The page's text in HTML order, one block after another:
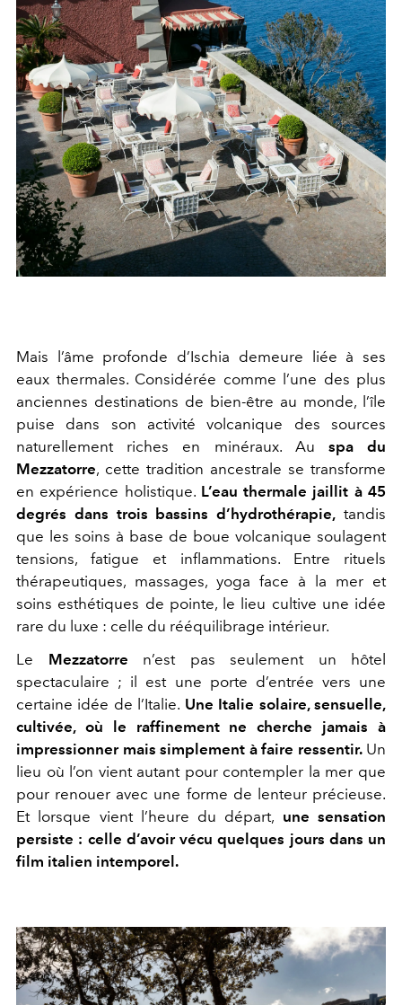
Mais l’âme profonde d’Ischia demeure liée à ses
eaux thermales. Considérée comme l’une des plus
anciennes destinations de bien-être au monde, l’île
puise dans son activité volcanique des sources
naturellement riches en minéraux. Au spa du
Mezzatorre, cette tradition ancestrale se transforme
en expérience holistique. L’eau thermale jaillit à 45
degrés dans trois bassins d’hydrothérapie, tandis
que les soins à base de boue volcanique soulagent
tensions, fatigue et inflammations. Entre rituels
thérapeutiques, massages, yoga face à la mer et
soins esthétiques de pointe, le lieu cultive une idée
rare du luxe : celle du rééquilibrage intérieur.
Le Mezzatorre n’est pas seulement un hôtel
spectaculaire ; il est une porte d’entrée vers une
certaine idée de l’Italie. Une Italie solaire, sensuelle,
cultivée, où le raffinement ne cherche jamais à
impressionner mais simplement à faire ressentir.Un
lieu où l’on vient autant pour contempler la mer que
pour renouer avec une forme de lenteur précieuse.
Et lorsque vient l’heure du départ, une sensation
persiste : celle d’avoir vécu quelques jours dans un
film italien intemporel.